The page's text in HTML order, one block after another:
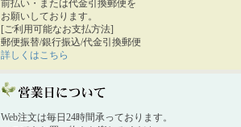
前払い・または代金引換郵便を
お願いしております。
[ご利用可能なお支払方法]
郵便振替/銀行振込/代金引換郵便
詳しくはこちら
Web注文は毎日24時間承っております。